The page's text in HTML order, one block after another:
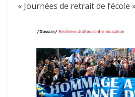
« Journées de retrait de l’école